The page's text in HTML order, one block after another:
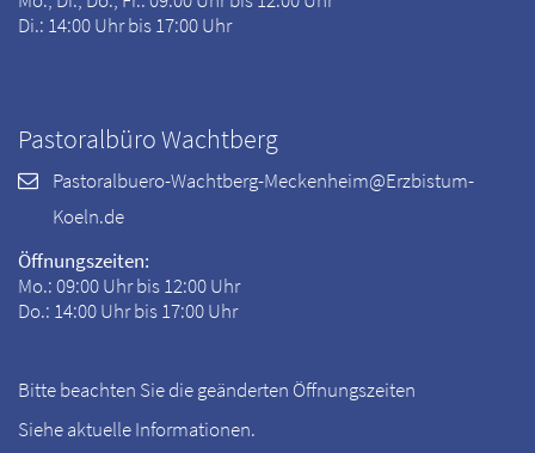
Di.: 14:00 Uhr bis 17:00 Uhr
Pastoralbüro Wachtberg
Pastoralbuero-Wachtberg-Meckenheim@Erzbistum-
Koeln.de
Öffnungszeiten:
Mo.: 09:00 Uhr bis 12:00 Uhr
Do.: 14:00 Uhr bis 17:00 Uhr
Bitte beachten Sie die geänderten Öffnungszeiten
Siehe aktuelle Informationen.